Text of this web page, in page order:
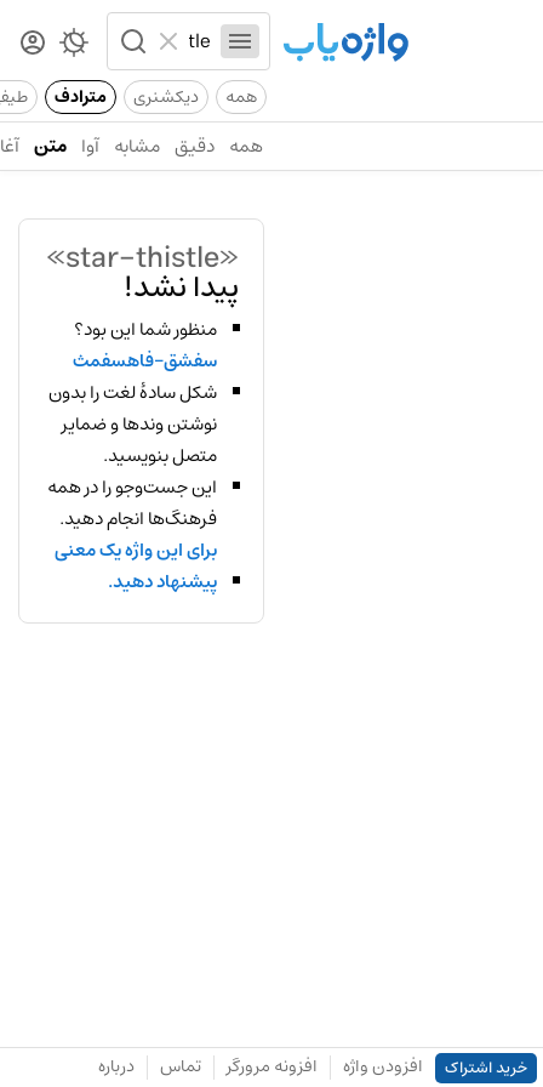
همه دیکشنری مترادف
همه دقیق مشابه آوا متن
«star-thistle»
پیدا نشد!
منظور شما این بود؟
سفشق-فاهسفمث
شکل سادهٔ لغت را بدون
نوشتن وندها و ضمایر
متصل بنویسید.
این جست‌وجو را در همه
فرهنگ‌ها انجام دهید.
برای این واژه یک معنی
پیشنهاد دهید.
خرید اشتراک افزودن واژه افزونه مرورگر تماس درباره